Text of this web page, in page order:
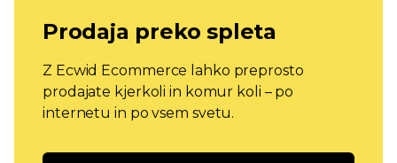
Prodaja preko spleta
Z Ecwid Ecommerce lahko preprosto
prodajate kjerkoli in komur koli – po
internetu in po vsem svetu.